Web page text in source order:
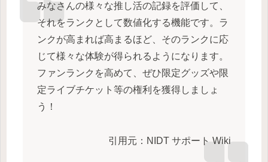
みなさんの様々な推し活の記録を評価して、
それをランクとして数値化する機能です。ラ
ンクが高まれば高まるほど、そのランクに応
じて様々な体験が得られるようになります。
ファンランクを高めて、ぜひ限定グッズや限
定ライブチケット等の権利を獲得しましょ
う！
引用元：NIDT サポート Wiki